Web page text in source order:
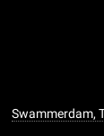
Swammerdam,